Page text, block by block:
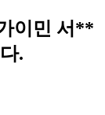
이민 서**
.